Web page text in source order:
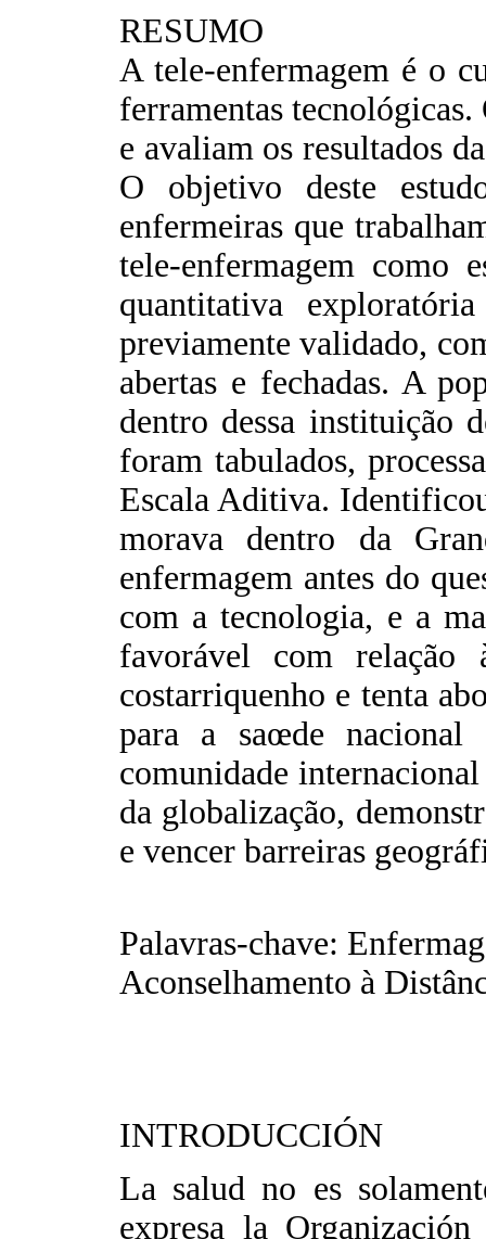
RESUMO
A tele-enfermagem é o
ferramentas
e avaliam os resultados
O objetivo deste
enfermeiras que
tele-enfermagem como
quantitativa
previamente validado,
abertas e fechadas. A
dentro dessa instituição
foram tabulados,
Escala Aditiva.
morava dentro da
enfermagem antes do
com a tecnologia, e a
favorável com
costarriquenho e tenta
para a saœde
comunidade
da globalização,
e vencer barreiras
Palavras-chave:
Aconselhamento à
INTRODUCCIÓN
La salud no es
expresa la